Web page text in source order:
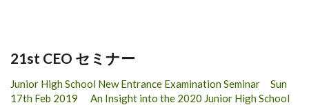
21st CEO セミナー
Junior High School New Entrance Examination Seminar Sun
17th Feb 2019 An Insight into the 2020 Junior High School